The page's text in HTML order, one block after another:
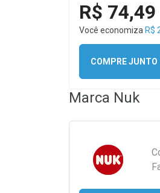
R$ 74,49
Você economiza R$
COMPRE JUNTO
Marca Nuk